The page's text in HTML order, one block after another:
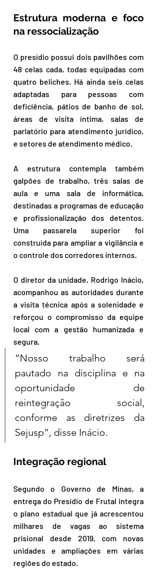
Estrutura moderna e foco
na ressocialização
O presídio possui dois pavilhões com
48 celas cada, todas equipadas com
quatro beliches. Há ainda seis celas
adaptadas para pessoas com
deficiência, pátios de banho de sol,
áreas de visita íntima, salas de
parlatório para atendimento jurídico,
e setores de atendimento médico.
A estrutura contempla também
galpões de trabalho, três salas de
aula e uma sala de informática,
destinadas a programas de educação
e profissionalização dos detentos.
Uma passarela superior foi
construída para ampliar a vigilância e
o controle dos corredores internos.
O diretor da unidade, Rodrigo Inácio,
acompanhou as autoridades durante
a visita técnica após a solenidade e
reforçou o compromisso da equipe
local com a gestão humanizada e
segura.
“Nosso trabalho será
pautado na disciplina e na
oportunidade de
reintegração social,
conforme as diretrizes da
Sejusp”, disse Inácio.
Integração regional
Segundo o Governo de Minas, a
entrega do Presídio de Frutal integra
o plano estadual que já acrescentou
milhares de vagas ao sistema
prisional desde 2019, com novas
unidades e ampliações em várias
regiões do estado.